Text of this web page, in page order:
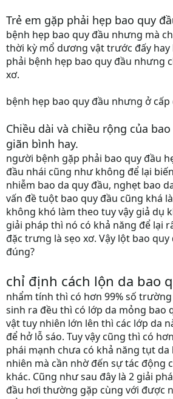
Trẻ em gặp phải hẹp bao quy
bệnh hẹp bao quy đầu nhưng mà
thời kỳ mổ dương vật trước đấy hay
phải bệnh hẹp bao quy đầu nhưng
xơ.
bệnh hẹp bao quy đầu nhưng ở cấp
Chiều dài và chiều rộng của
giãn bình hay.
người bệnh gặp phải bao quy đầu
đầu nhái cũng như không để lại
nhiễm bao da quy đầu, nghẹt bao
vấn đề tuột bao quy đầu cũng khá
không khó làm theo tuy vậy giả dụ
giải pháp thì nó có khả năng để lại
đặc trưng là sẹo xơ. Vậy lột bao
đúng?
chỉ định cách lộn da bao
nhẩm tính thì có hơn 99% số
sinh ra đều thì có lớp da mỏng bao
vật tuy nhiên lớn lên thì các lớp da
để hở lỗ sáo. Tuy vậy cũng thì có
phái mạnh chưa có khả năng tụt
nhiên mà cần nhờ đến sự tác động
khác. Cũng như sau đây là 2 giải
đầu hơi thường gặp cùng với được